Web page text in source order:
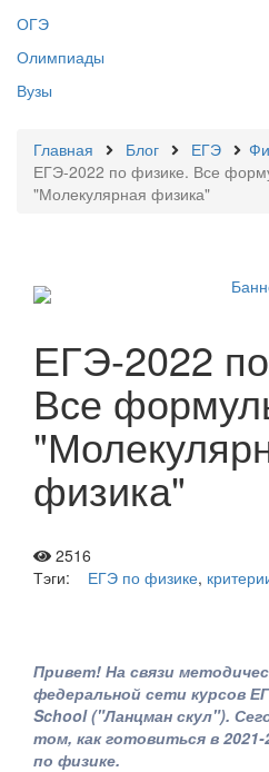
ОГЭ
Олимпиады
Вузы
Главная Блог ЕГЭ
ЕГЭ-2022 по физике. Все
"Молекулярная физика"
ЕГЭ-2022
Все
физика"
2516
Тэги:
ЕГЭ по физике,
Привет! На связи
федеральной сети курсов
School ("Ланцман скул").
том, как готовиться в
по физике.